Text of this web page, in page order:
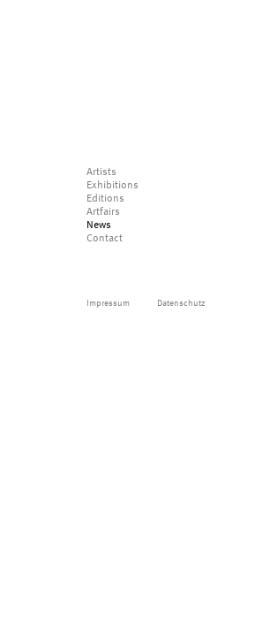
Artists
Exhibitions
Editions
Artfairs
News
Contact
Impressum Datenschutz